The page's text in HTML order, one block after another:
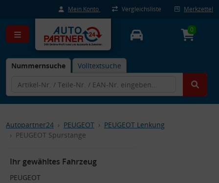
Mein Konto Vergleichsliste Merkzettel
Nummernsuche Volltextsuche
0
Autopartner24 PEUGEOT
PEUGEOT Lenkung
PEUGEOT Spurstange
Ihr gewähltes Fahrzeug
PEUGEOT